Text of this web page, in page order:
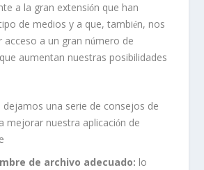
a la gran extensión que han
de medios y a que, también, nos
acceso a un gran número de
aumentan nuestras posibilidades
dejamos una serie de consejos de
mejorar nuestra aplicación de
de archivo adecuado: lo